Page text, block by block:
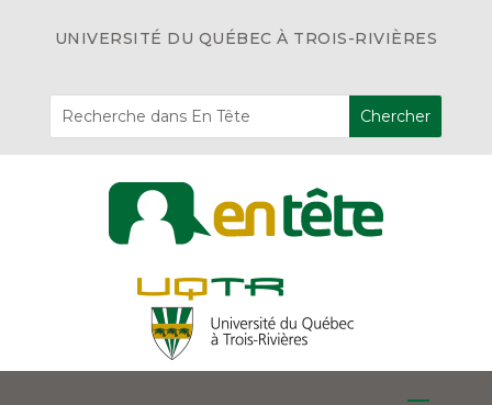
UNIVERSITÉ DU QUÉBEC À TROIS-RIVIÈRES